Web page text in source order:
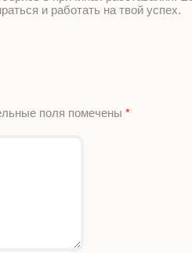
и работать на твой успех.
поля помечены *